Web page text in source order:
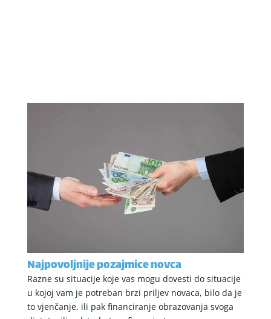
Najpovoljnije pozajmice novca
Razne su situacije koje vas mogu dovesti do situacije
u kojoj vam je potreban brzi priljev novaca, bilo da je
to vjenčanje, ili pak financiranje obrazovanja svoga